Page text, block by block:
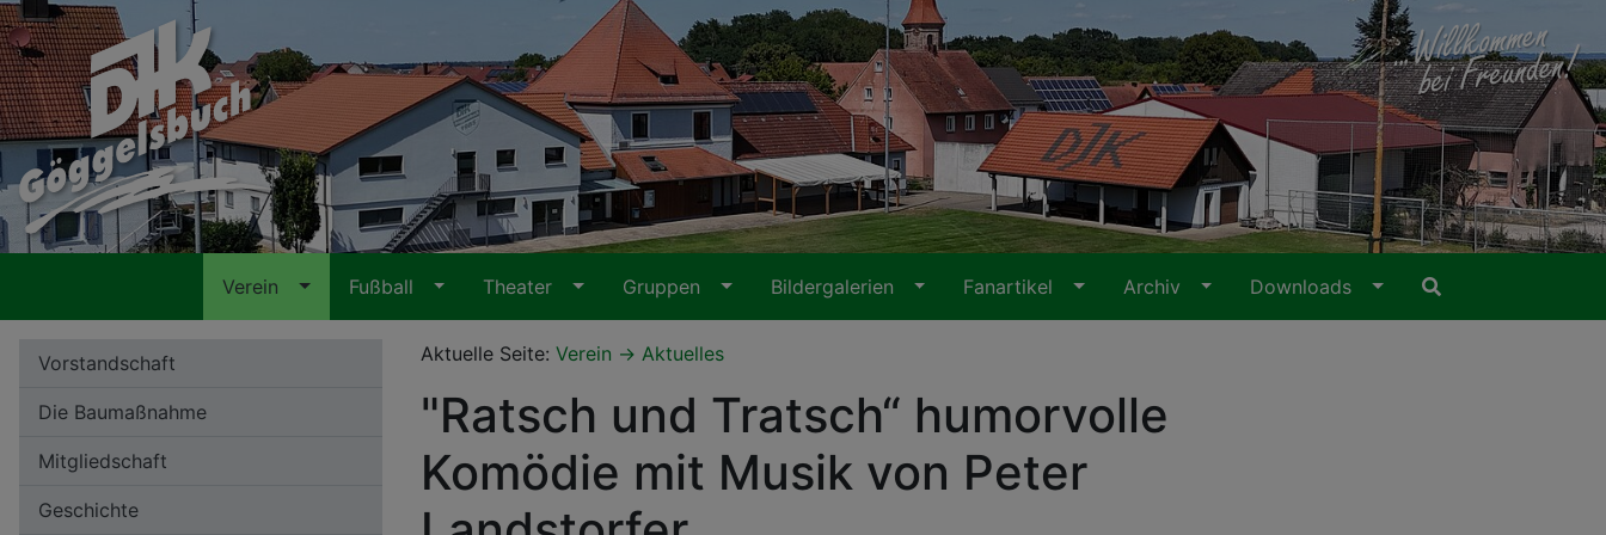
Verein Fußball Theater Gruppen Bildergalerien Fanartikel Archiv Downloads
Aktuelle Seite: Verein Aktuelles
"Ratsch und Tratsch“ humorvolle
Komödie mit Musik von Peter
Vorstandschaft
Die Baumaßnahme
Mitgliedschaft
Geschichte